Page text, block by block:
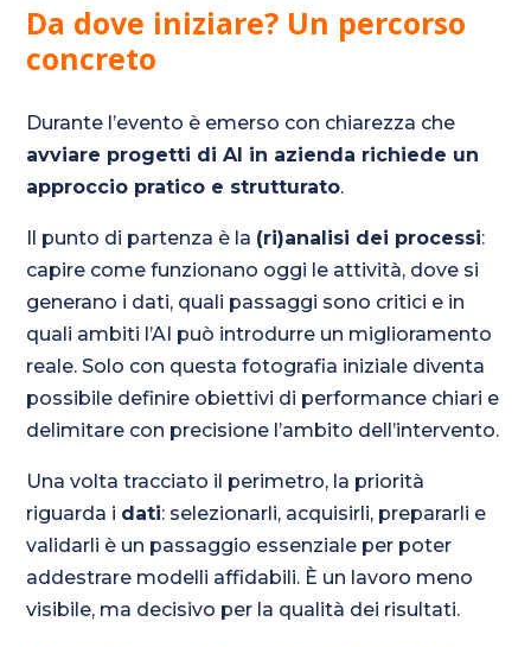
Da dove iniziare? Un percorso
concreto
Durante l’evento è emerso con chiarezza che
avviare progetti di AI in azienda richiede un
approccio pratico e strutturato.
Il punto di partenza è la (ri)analisi dei processi:
capire come funzionano oggi le attività, dove si
generano i dati, quali passaggi sono critici e in
quali ambiti l’AI può introdurre un miglioramento
reale. Solo con questa fotografia iniziale diventa
possibile definire obiettivi di performance chiari e
delimitare con precisione l’ambito dell’intervento.
Una volta tracciato il perimetro, la priorità
riguarda i dati: selezionarli, acquisirli, prepararli e
validarli è un passaggio essenziale per poter
addestrare modelli affidabili. È un lavoro meno
visibile, ma decisivo per la qualità dei risultati.